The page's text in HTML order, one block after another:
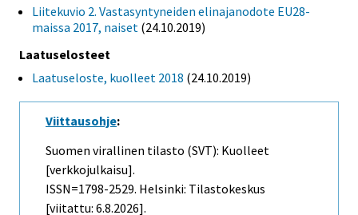
Liitekuvio 2. Vastasyntyneiden elinajanodote EU28-
maissa 2017, naiset (24.10.2019)
Laatuselosteet
Laatuseloste, kuolleet 2018 (24.10.2019)
Viittausohje:
Suomen virallinen tilasto (SVT): Kuolleet
[verkkojulkaisu].
ISSN=1798-2529. Helsinki: Tilastokeskus
[viitattu: 6.8.2026].